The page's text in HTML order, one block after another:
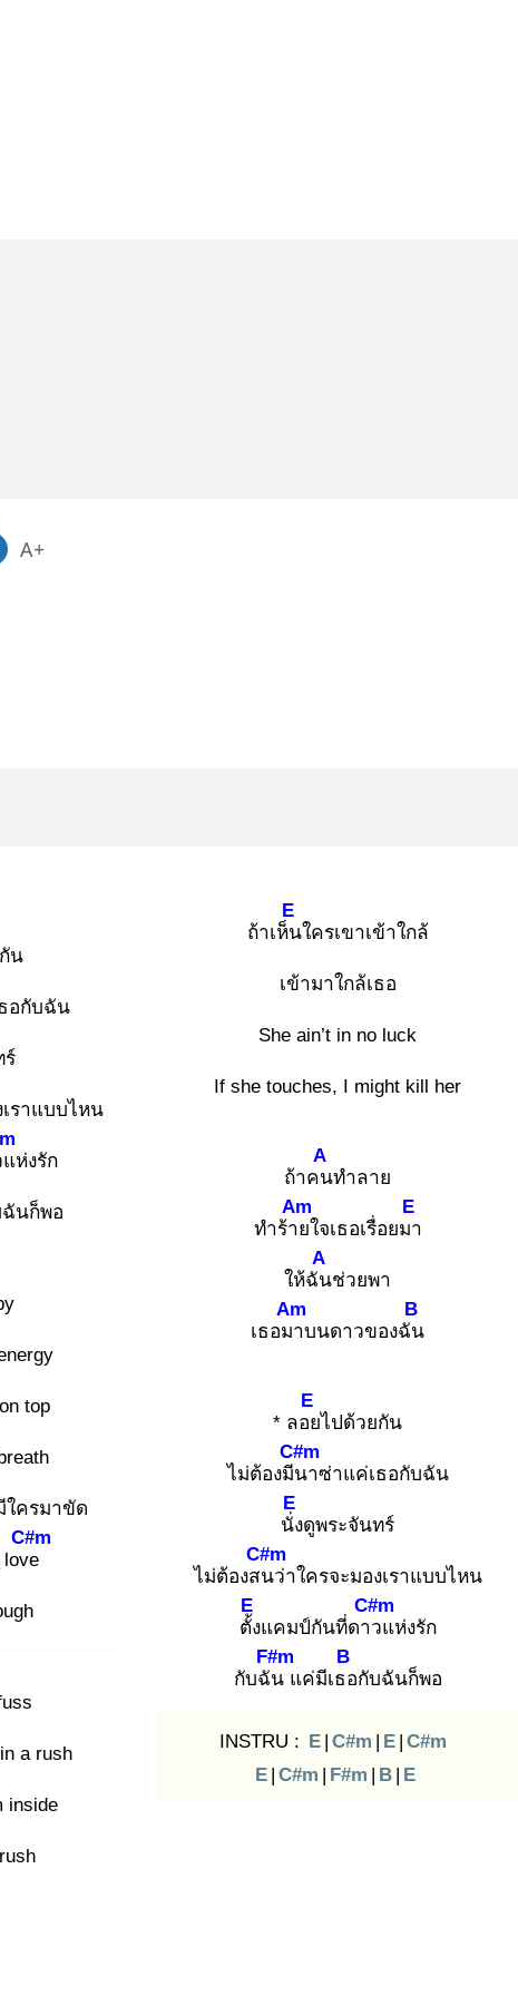
A+
น
อกับฉัน
ร์
ราแบบไหน
แห่งรัก
นก็พอ
top
ใครมาขัด
love
C#m
a rush
inside
ถ้าเห็น
E
ใครเขาเข้าใกล้
เข้ามาใกล้เธอ
She ain’t in no luck
If she touches, I might kill her
ถ้าคน
A
ทำลาย
ทำร้าย
Am
ใจเธอเรื่อยมา
E
ให้ฉัน
A
ช่วยพา
เธอมา
Am
บนดาวของฉัน
B
* ลอย
E
ไปด้วยกัน
ไม่ต้องมีน
C#m
าซ่าแค่เธอกับฉัน
นั่ง
E
ดูพระจันทร์
ไม่ต้องสน
C#m
ว่าใครจะมองเราแบบไหน
ตั้ง
E
แคมป์กันที่ดาว
C#m
แห่งรัก
กับฉัน
F#m
แค่มีเธอ
B
กับฉันก็พอ
INSTRU : E | C#m | E | C#m
E | C#m | F#m | B | E